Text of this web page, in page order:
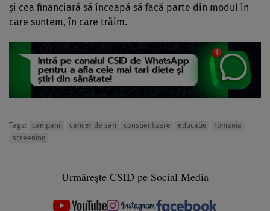
și cea financiară să înceapă să facă parte din modul în
care suntem, în care trăim.
Tags: campanii cancer de san constientizare educatie
romania
screening
Urmărește CSID pe Social Media